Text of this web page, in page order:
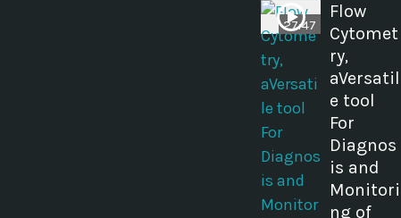
27:47
Flow
Cytomet
ry,
aVersatil
e tool
For
Diagnos
is and
Monitori
ng of